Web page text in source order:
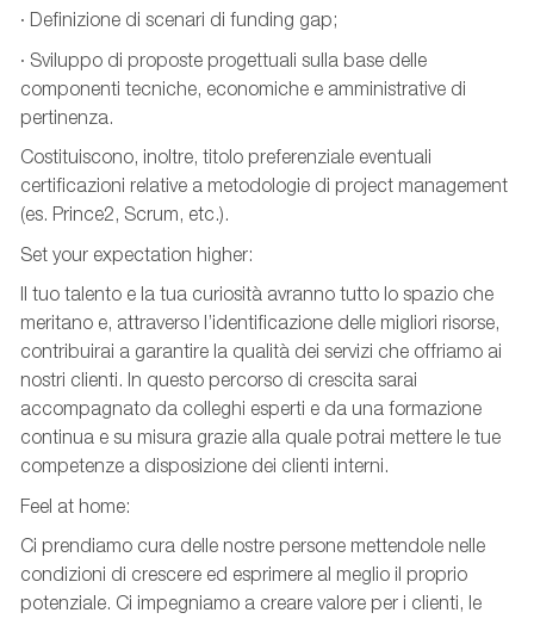
· Definizione di scenari di funding gap;
· Sviluppo di proposte progettuali sulla base delle
componenti tecniche, economiche e amministrative di
pertinenza.
Costituiscono, inoltre, titolo preferenziale eventuali
certificazioni relative a metodologie di project management
(es. Prince2, Scrum, etc.).
Set your expectation higher:
Il tuo talento e la tua curiosità avranno tutto lo spazio che
meritano e, attraverso l’identificazione delle migliori risorse,
contribuirai a garantire la qualità dei servizi che offriamo ai
nostri clienti. In questo percorso di crescita sarai
accompagnato da colleghi esperti e da una formazione
continua e su misura grazie alla quale potrai mettere le tue
competenze a disposizione dei clienti interni.
Feel at home:
Ci prendiamo cura delle nostre persone mettendole nelle
condizioni di crescere ed esprimere al meglio il proprio
potenziale. Ci impegniamo a creare valore per i clienti, le